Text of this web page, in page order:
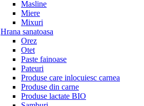
Masline
Miere
Mixuri
Hrana sanatoasa
Orez
Otet
Paste fainoase
Pateuri
Produse care inlocuiesc carnea
Produse din carne
Produse lactate BIO